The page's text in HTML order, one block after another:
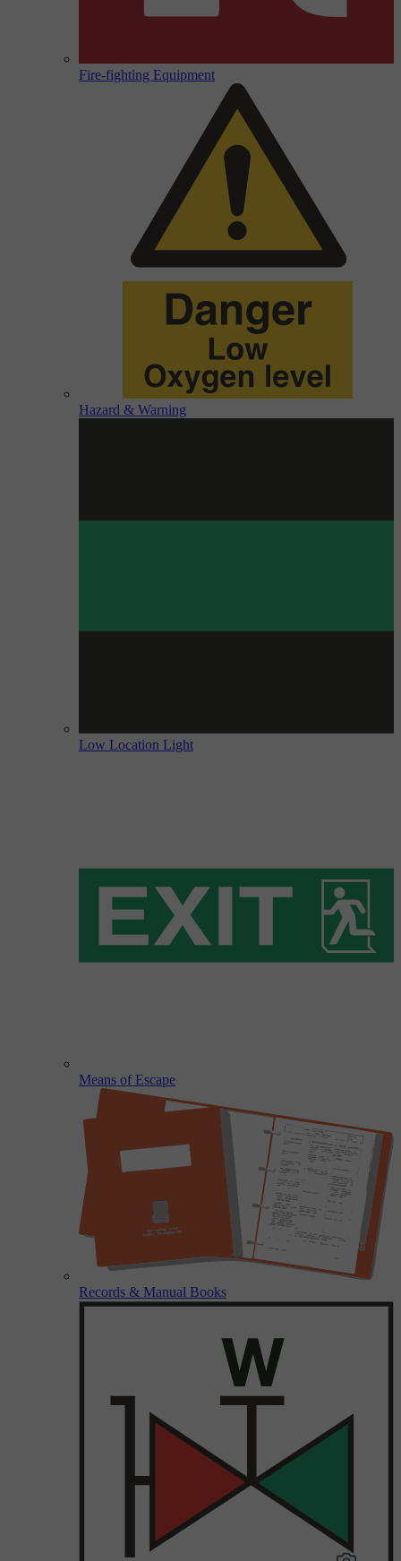
Fire-fighting Equipment
Hazard & Warning
Low Location Light
Means of Escape
Records & Manual Books